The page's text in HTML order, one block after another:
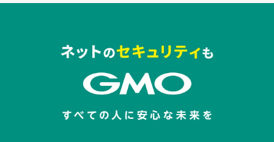
セキュリティキャンペーンでのバナー